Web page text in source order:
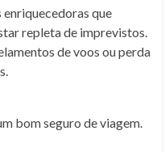
enriquecedoras que
repleta de imprevistos.
de voos ou perda
bomseguro de viagem